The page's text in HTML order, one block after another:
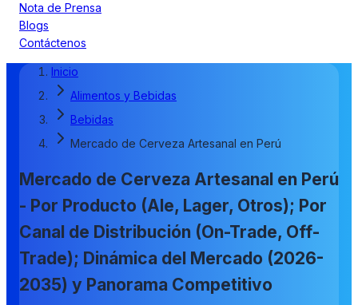
Nota de Prensa
Blogs
Contáctenos
Inicio
Alimentos y Bebidas
Bebidas
Mercado de Cerveza Artesanal en Perú
Mercado de Cerveza Artesanal en Perú
- Por Producto (Ale, Lager, Otros); Por
Canal de Distribución (On-Trade, Off-
Trade); Dinámica del Mercado (2026-
2035) y Panorama Competitivo